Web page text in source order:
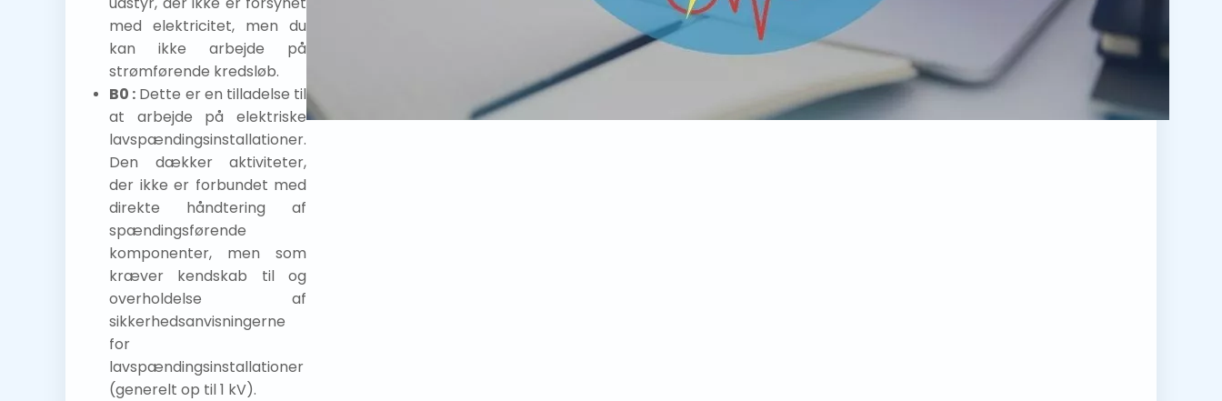
med elektricitet, men du
kan ikke arbejde på
strømførende kredsløb.
B0 : Dette er en tilladelse til
at arbejde på elektriske
lavspændingsinstallationer.
Den dækker aktiviteter,
der ikke er forbundet med
direkte håndtering af
spændingsførende
komponenter, men som
kræver kendskab til og
overholdelse af
sikkerhedsanvisningerne
for
lavspændingsinstallationer
(generelt op til 1 kV).